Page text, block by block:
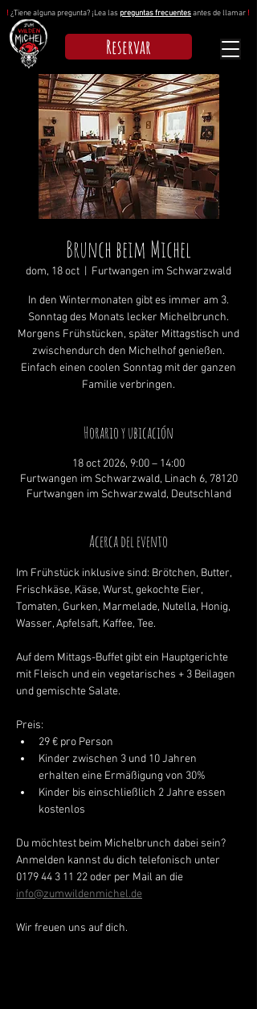
! ¿Tiene alguna pregunta? ¡Lea las preguntas frecuentesantes de llamar !
Reservar
Brunch beim Michel
dom, 18 oct Furtwangen im Schwarzwald
In den Wintermonaten gibt es immer am 3.
Sonntag des Monats lecker Michelbrunch.
Morgens Frühstücken, später Mittagstisch und
zwischendurch den Michelhof genießen.
Einfach einen coolen Sonntag mit der ganzen
Familie verbringen.
Horario y ubicación
18 oct 2026, 9:00 – 14:00
Furtwangen im Schwarzwald, Linach 6, 78120
Furtwangen im Schwarzwald, Deutschland
Acerca del evento
Im Frühstück inklusive sind: Brötchen, Butter,
Frischkäse, Käse, Wurst, gekochte Eier,
Tomaten, Gurken, Marmelade, Nutella, Honig,
Wasser, Apfelsaft, Kaffee, Tee.
Auf dem Mittags-Buffet gibt ein Hauptgerichte
mit Fleisch und ein vegetarisches + 3 Beilagen
und gemischte Salate.
Preis:
29 € pro Person
Kinder zwischen 3 und 10 Jahren
erhalten eine Ermäßigung von 30%
Kinder bis einschließlich 2 Jahre essen
kostenlos
Du möchtest beim Michelbrunch dabei sein?
Anmelden kannst du dich telefonisch unter
0179 44 3 11 22 oder per Mail an die
info@zumwildenmichel.de
Wir freuen uns auf dich.